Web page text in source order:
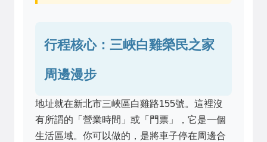
行程核心：三峽白雞榮民之家
周邊漫步
地址就在新北市三峽區白雞路155號。這裡沒
有所謂的「營業時間」或「門票」，它是一個
生活區域。你可以做的，是將車子停在周邊合